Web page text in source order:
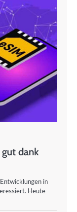
dank
in
Heute